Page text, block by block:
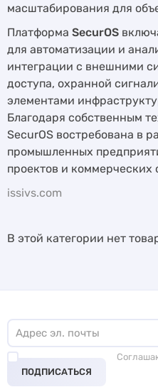
масштабирования для
Платформа SecurOS
для автоматизации и
интеграции с внешними
доступа, охранной
элементами
Благодаря собственным
SecurOS востребована в
промышленных
проектов и коммерческих
issivs.com
В этой категории нет
ПОДПИСАТЬСЯ